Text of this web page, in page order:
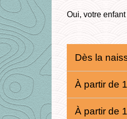
Oui, votre
Dès la
À partir de
À partir de